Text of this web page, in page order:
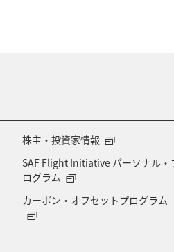
株主・投資家情報
SAF Flight Initiative パーソナル・
ログラム
カーボン・オフセットプログラム